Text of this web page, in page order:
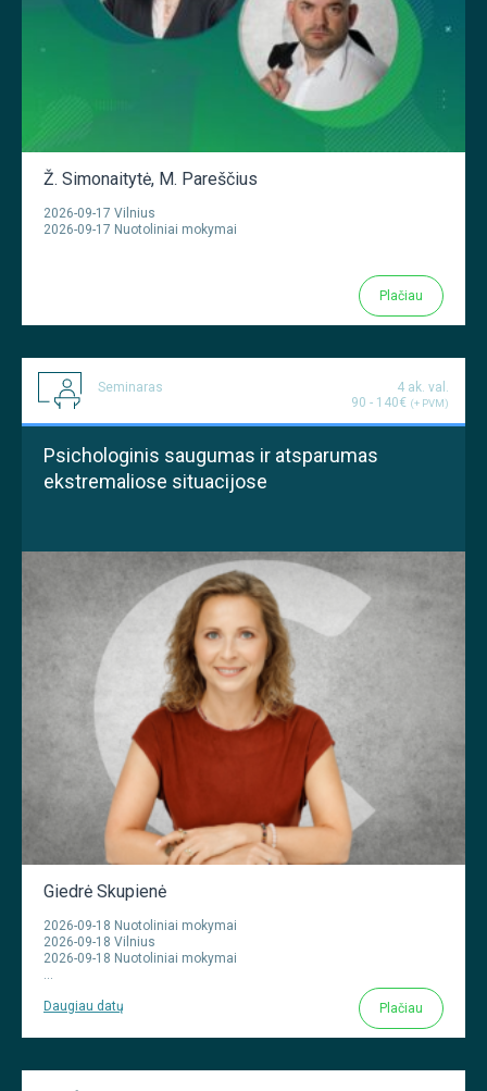
Ž. Simonaitytė, M. Pareščius
2026-09-17 Vilnius
2026-09-17 Nuotoliniai mokymai
Plačiau
Seminaras
4 ak. val.
90 - 140€ (+ PVM)
Psichologinis saugumas ir atsparumas
ekstremaliose situacijose
Giedrė Skupienė
2026-09-18 Nuotoliniai mokymai
2026-09-18 Vilnius
2026-09-18 Nuotoliniai mokymai
...
Daugiau datų Plačiau